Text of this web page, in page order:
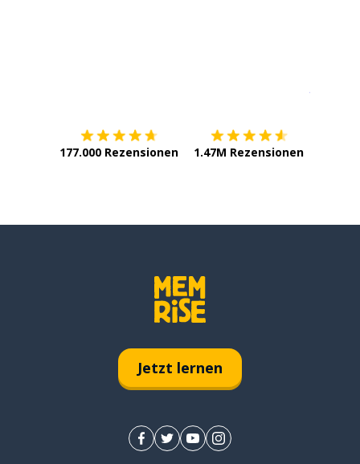
177.000 Rezensionen 1.47M Rezensionen
Jetzt lernen